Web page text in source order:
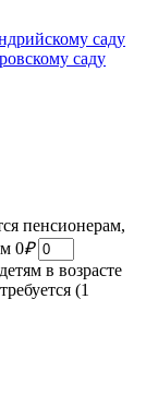
саду
пенсионерам,
0₽
в возрасте
(1